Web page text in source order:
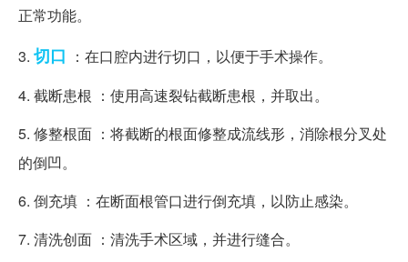
正常功能。
3. 切口 ：在口腔内进行切口，以便于手术操作。
4. 截断患根 ：使用高速裂钻截断患根，并取出。
5. 修整根面 ：将截断的根面修整成流线形，消除根分叉处
的倒凹。
6. 倒充填 ：在断面根管口进行倒充填，以防止感染。
7. 清洗创面 ：清洗手术区域，并进行缝合。